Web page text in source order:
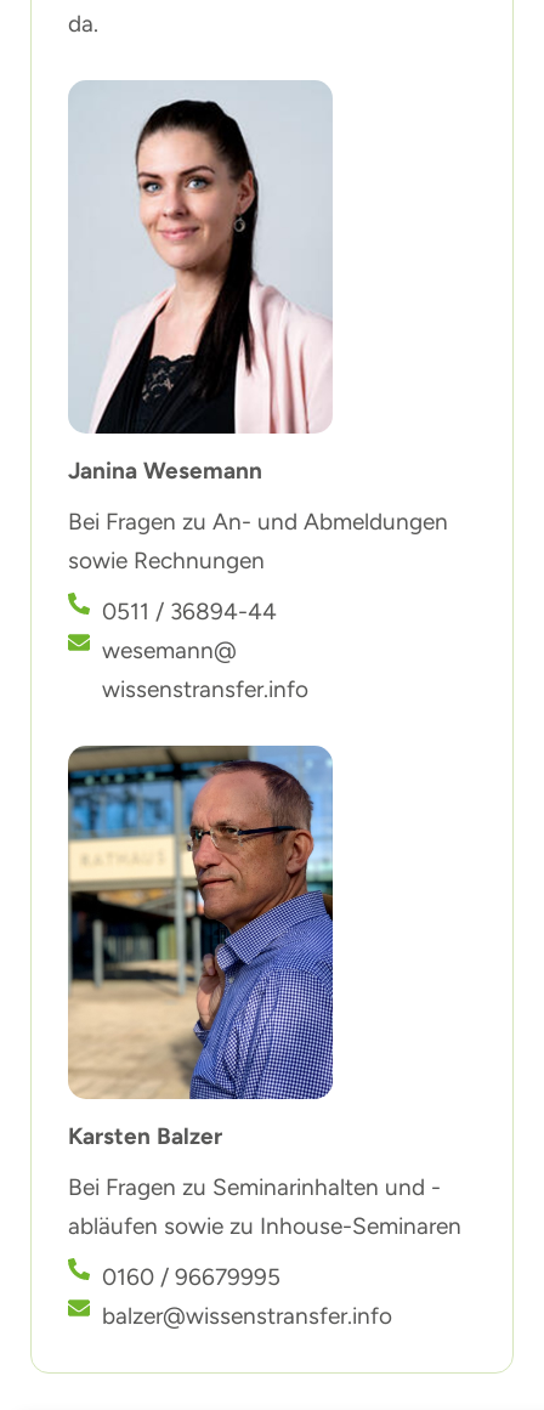
da.
Janina Wesemann
Bei Fragen zu An- und Abmeldungen
sowie Rechnungen
0511 / 36894-44
wesemann@
wissenstransfer.info
Karsten Balzer
Bei Fragen zu Seminarinhalten und -
abläufen sowie zu Inhouse-Seminaren
0160 / 96679995
balzer@wissenstransfer.info